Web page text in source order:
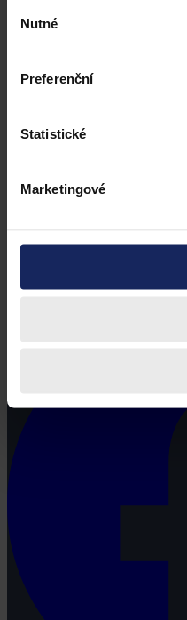
souhlasu
Nutné
Preferenční
Statistické
Marketingové
Právní portál, jehož cílovou
profesionálové a zástupci
potřebují právní informace.